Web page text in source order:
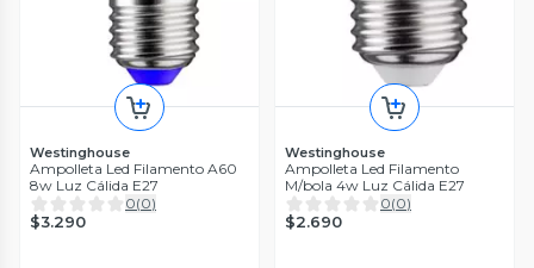
Westinghouse
Ampolleta Led Filamento A60
8w Luz Cálida E27
0(0)
$3.290
Westinghouse
Ampolleta Led Filamento
M/bola 4w Luz Cálida E27
0(0)
$2.690